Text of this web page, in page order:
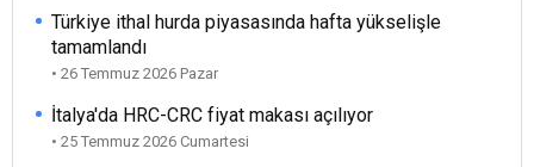
Türkiye ithal hurda piyasasında hafta yükselişle
tamamlandı
• 26 Temmuz 2026 Pazar
İtalya'da HRC-CRC fiyat makası açılıyor
• 25 Temmuz 2026 Cumartesi